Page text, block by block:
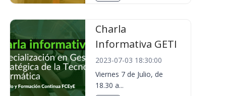
Charla
Informativa GETI
2023-07-03 18:30:00
Viernes 7 de Julio, de
18.30 a...